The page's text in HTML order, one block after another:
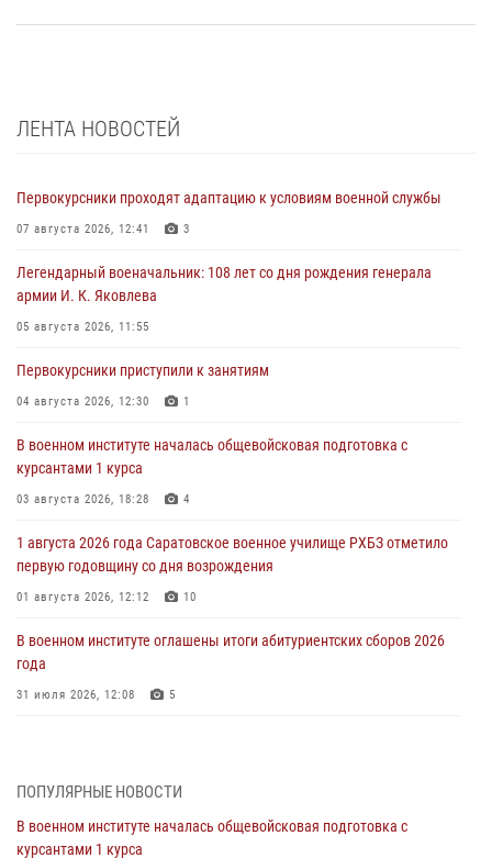
ЛЕНТА НОВОСТЕЙ
Первокурсники проходят адаптацию к условиям военной службы
07 августа 2026, 12:41 3
Легендарный военачальник: 108 лет со дня рождения генерала
армии И. К. Яковлева
05 августа 2026, 11:55
Первокурсники приступили к занятиям
04 августа 2026, 12:30 1
В военном институте началась общевойсковая подготовка с
курсантами 1 курса
03 августа 2026, 18:28 4
1 августа 2026 года Саратовское военное училище РХБЗ отметило
первую годовщину со дня возрождения
01 августа 2026, 12:12 10
В военном институте оглашены итоги абитуриентских сборов 2026
года
31 июля 2026, 12:08 5
29 июля 2026, 06:45 2
29 июля 2026 года курсанты военного института успешно сдали
ПОПУЛЯРНЫЕ НОВОСТИ
В военном институте началась общевойсковая подготовка с
курсантами 1 курса